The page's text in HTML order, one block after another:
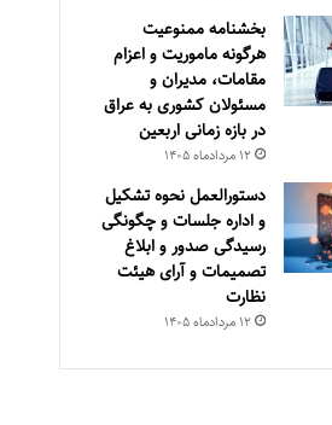
بخشنامه ممنوعیت
هرگونه ماموریت و اعزام
مقامات، مدیران و
مسئولان کشوری به عراق
در بازه زمانی اربعین
۱۲ مرداد‌ماه ۱۴۰۵
دستورالعمل نحوه تشکیل
و اداره جلسات و چگونگی
رسیدگی صدور و ‏ابلاغ
تصمیمات و‎ ‎آرای هیئت
نظارت
۱۲ مرداد‌ماه ۱۴۰۵